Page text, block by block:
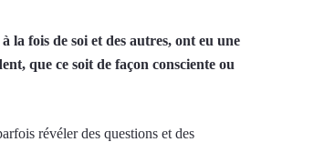
la fois de soi et des autres, ont eu une
que ce soit de façon consciente ou
révéler des questions et des